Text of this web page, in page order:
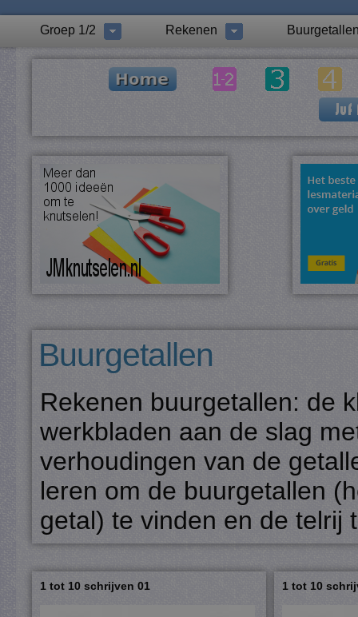
Groep 1/2 Rekenen
Buurgetallen
Rekenen buurgetallen: de
werkbladen aan de slag
verhoudingen van de
leren om de buurgetallen
getal) te vinden en de telrij
1 tot 10 schrijven 01 1 tot 10